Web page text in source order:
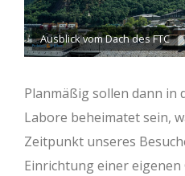
Ausblick vom Dach des FTC
Planmäßig sollen dann in
Labore beheimatet sein,
Zeitpunkt unseres
Einrichtung einer